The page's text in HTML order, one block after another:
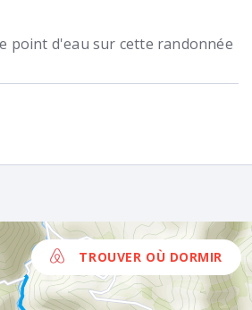
point d'eau sur cette randonnée
TROUVER OÙ DORMIR